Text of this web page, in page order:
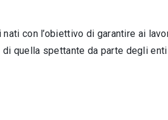
con l’obiettivo di garantire ai
di quella spettante da parte degli